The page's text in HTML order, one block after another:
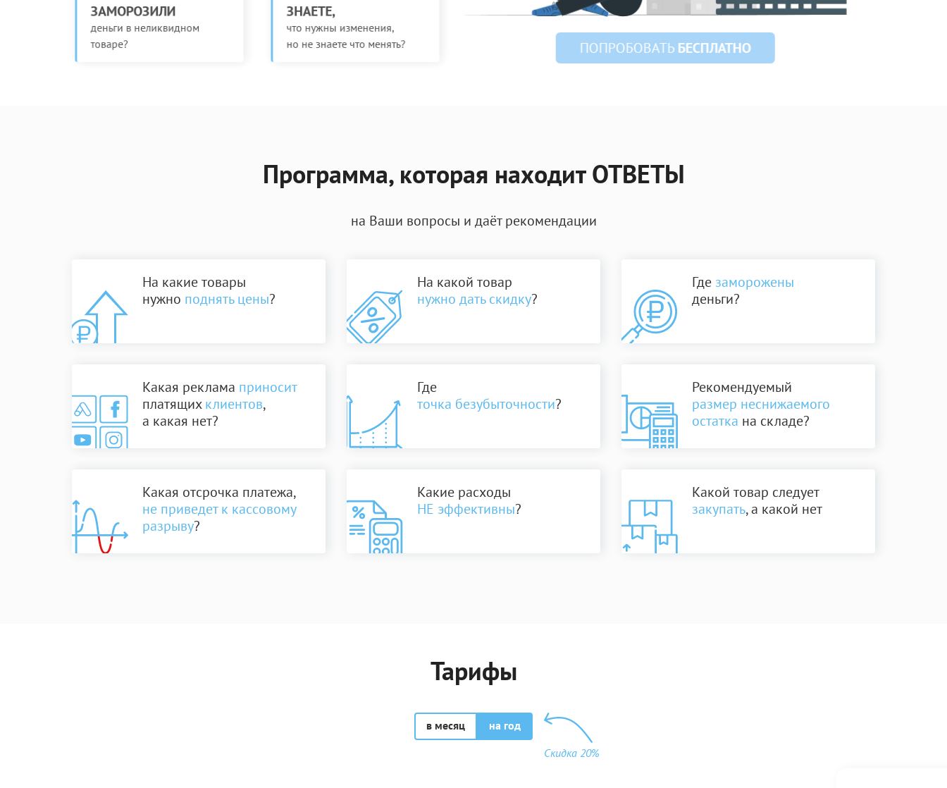
ЗАМОРОЗИЛИ
деньги в неликвидном
товаре?
ЗНАЕТЕ,
что нужны изменения,
но не знаете что менять?
ПОПРОБОВАТЬБЕСПЛАТНО
Программа, которая находит ОТВЕТЫ
на Ваши вопросы и даёт рекомендации
На какие товары
нужно поднять цены?
На какой товар
нужно дать скидку?
Где заморожены
деньги?
Какая реклама приносит
платящихклиентов,
а какая нет?
Где
точка безубыточности?
Рекомендуемый
размер неснижаемого
остатка на складе?
Какая отсрочка платежа,
не приведет к кассовому
разрыву?
Какие расходы
НЕ эффективны?
Какой товар следует
закупать, а какой нет
Тарифы
в месяц на год